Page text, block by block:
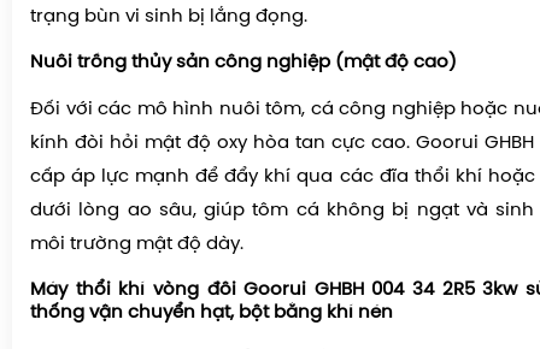
trạng bùn vi sinh bị lắng đọng.
Nuôi trồng thủy sản công nghiệp (mật độ cao)
Đối với các mô hình nuôi tôm, cá công nghiệp hoặc
kính đòi hỏi mật độ oxy hòa tan cực cao. Goorui GHBH
cấp áp lực mạnh để đẩy khí qua các đĩa thổi khí
dưới lòng ao sâu, giúp tôm cá không bị ngạt và
môi trường mật độ dày.
Máy thổi khí vòng đôi Goorui GHBH 004 34 2R5 3kw
thống vận chuyển hạt, bột bằng khí nén